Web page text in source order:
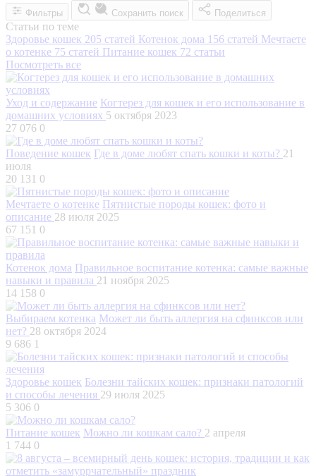
Фильтры Сохранить поиск Поделиться
Статьи по теме
Здоровье кошек 205 статей Котенок дома 156 статей Мечтаете
о котенке 75 статей Питание кошек 72 статьи
Посмотреть все
Уход и содержание Когтерез для кошек и его использование в
домашних условиях 5 октября 2023
27 076 0
Поведение кошек Где в доме любят спать кошки и коты? 21
июля
20 131 0
Мечтаете о котенке Пятнистые породы кошек: фото и
описание 28 июля 2025
67 151 0
Котенок дома Правильное воспитание котенка: самые важные
навыки и правила 21 ноября 2025
14 158 0
Выбираем котенка Может ли быть аллергия на сфинксов или
нет? 28 октября 2024
9 686 1
Здоровье кошек Болезни тайских кошек: признаки патологий
и способы лечения 29 июля 2025
5 306 0
Питание кошек Можно ли кошкам сало? 2 апреля
1 744 0